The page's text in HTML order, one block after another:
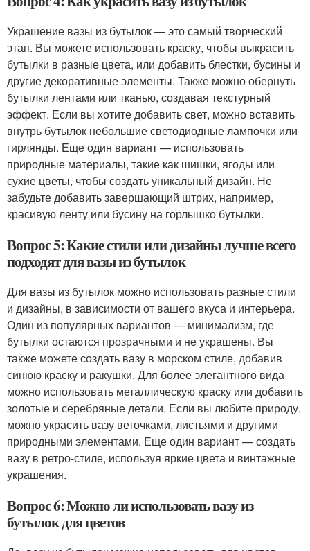
Украшение вазы из бутылок — это самый творческий
этап. Вы можете использовать краску, чтобы выкрасить
бутылки в разные цвета, или добавить блестки, бусины и
другие декоративные элементы. Также можно обернуть
бутылки лентами или тканью, создавая текстурный
эффект. Если вы хотите добавить свет, можно вставить
внутрь бутылок небольшие светодиодные лампочки или
гирлянды. Еще один вариант — использовать
природные материалы, такие как шишки, ягоды или
сухие цветы, чтобы создать уникальный дизайн. Не
забудьте добавить завершающий штрих, например,
красивую ленту или бусину на горлышко бутылки.
Вопрос 5: Какие стили или дизайны лучше всего
подходят для вазы из бутылок
Для вазы из бутылок можно использовать разные стили
и дизайны, в зависимости от вашего вкуса и интерьера.
Один из популярных вариантов — минимализм, где
бутылки остаются прозрачными и не украшены. Вы
также можете создать вазу в морском стиле, добавив
синюю краску и ракушки. Для более элегантного вида
можно использовать металлическую краску или добавить
золотые и серебряные детали. Если вы любите природу,
можно украсить вазу веточками, листьями и другими
природными элементами. Еще один вариант — создать
вазу в ретро-стиле, используя яркие цвета и винтажные
украшения.
Вопрос 6: Можно ли использовать вазу из
бутылок для цветов